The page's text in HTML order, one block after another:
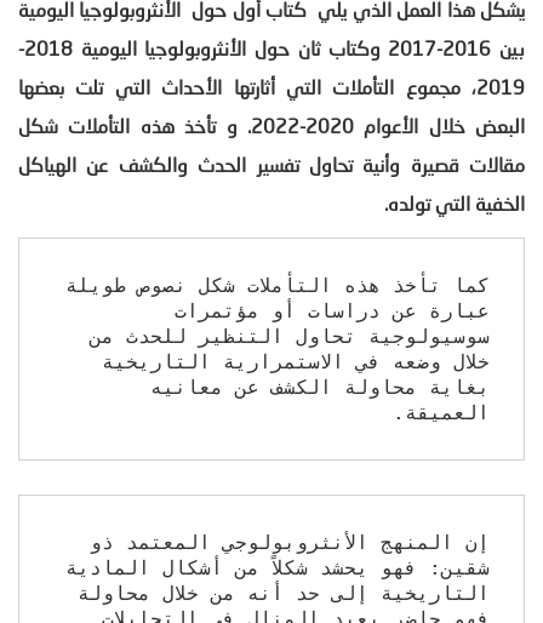
يشكل هذا العمل الذي يلي كتاب أول حول
الأنثروبولوجيا اليومية
بين 2016-2017 وكتاب ثان حول الأنثروبولوجيا اليومية 2018-
2019، مجموع التأملات التي أثارتها الأحداث التي تلت بعضها
البعض خلال الأعوام 2020-2022. و تأخذ هذه التأملات شكل
مقالات قصيرة وأنية تحاول تفسير الحدث والكشف عن الهياكل
الخفية التي تولده.
سوسيولوجية تحاول التنظير للحدث من
العميقة.